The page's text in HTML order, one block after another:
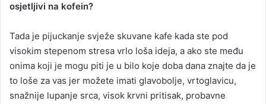
i
l
osjetljivi na kofein?
Tada je pijuckanje svježe skuvane kafe kada ste pod
visokim stepenom stresa vrlo loša ideja, a ako ste među
onima koji je mogu piti je u bilo koje doba dana znajte da je
to loše za vas jer možete imati glavobolje, vrtoglavicu,
snažnije lupanje srca, visok krvni pritisak, probavne